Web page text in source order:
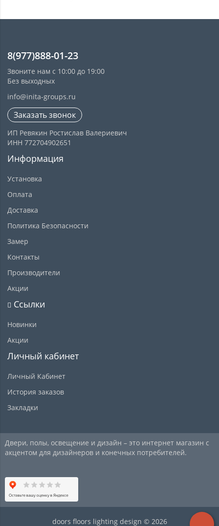
8(977)888-01-23
Звоните нам с 10:00 до 19:00
Без выходных
info@inita-groups.ru
Заказать звонок
ИП Ревякин Ростислав Валериевич
ИНН 772704902651
Информация
Установка
Оплата
Доставка
Политика Безопасности
Замер
Контакты
Производители
Акции
Ссылки
Новинки
Акции
Личный кабинет
Личный Кабинет
История заказов
Закладки
Двери, полы, освещение и дизайн – это интернет магазин с
акцентом для дизайнеров и конечных потребителей.
doors floors lighting design © 2026